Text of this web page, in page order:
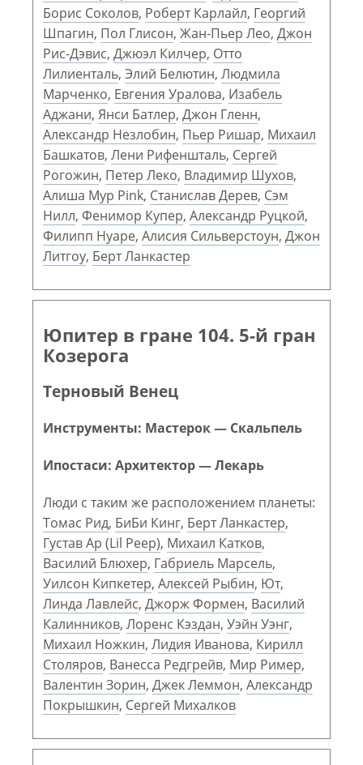
Борис Соколов, Роберт Карлайл, Георгий
Шпагин, Пол Глисон, Жан-Пьер Лео, Джон
Рис-Дэвис, Джюэл Килчер, Отто
Лилиенталь, Элий Белютин, Людмила
Марченко, Евгения Уралова, Изабель
Аджани, Янси Батлер, Джон Гленн,
Александр Незлобин, Пьер Ришар, Михаил
Башкатов, Лени Рифеншталь, Сергей
Рогожин, Петер Леко, Владимир Шухов,
Алиша Мур Pink, Станислав Дерев, Сэм
Нилл, Фенимор Купер, Александр Руцкой,
Филипп Нуаре, Алисия Сильверстоун, Джон
Литгоу, Берт Ланкастер
Юпитер в гране 104. 5-й гран
Козерога
Терновый Венец
Инструменты: Мастерок — Скальпель
Ипостаси: Архитектор — Лекарь
Люди с таким же расположением планеты:
Томас Рид, БиБи Кинг, Берт Ланкастер,
Густав Ар (Lil Peep), Михаил Катков,
Василий Блюхер, Габриель Марсель,
Уилсон Кипкетер, Алексей Рыбин, Ют,
Линда Лавлейс, Джорж Формен, Василий
Калинников, Лоренс Кэздан, Уэйн Уэнг,
Михаил Ножкин, Лидия Иванова, Кирилл
Столяров, Ванесса Редгрейв, Мир Ример,
Валентин Зорин, Джек Леммон, Александр
Покрышкин, Сергей Михалков